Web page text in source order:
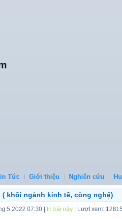
Tức Giới thiệu Nghiên cứu
( khối ngành kinh tế, công nghệ)
5 2022 07:30 In bài này | Lượt xem: